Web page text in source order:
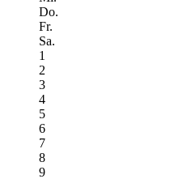
Do.
Fr.
Sa.
1
2
3
4
5
6
7
8
9